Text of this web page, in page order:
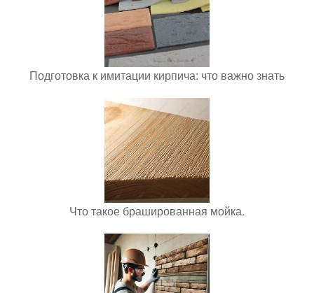
Подготовка к имитации кирпича: что важно знать
Что такое брашированная мойка.